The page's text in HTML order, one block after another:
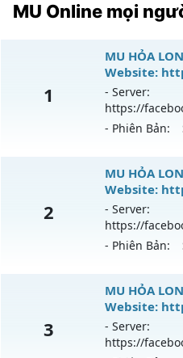
MU Online mọi
1
MU HỎA
Website:
- Server:
https://
- Phiên Bản:
MU HỎA
Mu mới ra
ngày 05/08/
Exp: 9999x -
Thể loại: Mu
Antihack:
2
MU HỎA
Website:
- Server:
https://
- Phiên Bản:
MU HỎA
Mu mới ra
ngày 05/08/
3
MU HỎA
Website:
- Server:
https://